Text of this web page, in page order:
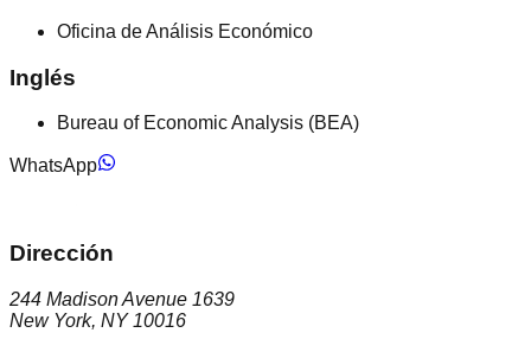
Oficina de Análisis Económico
Inglés
Bureau of Economic Analysis (BEA)
WhatsApp
Dirección
244 Madison Avenue 1639
New York, NY 10016